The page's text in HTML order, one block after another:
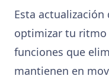
Esta actualización
optimizar tu ritmo
funciones que
mantienen en